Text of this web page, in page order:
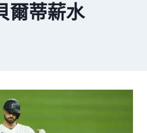
爾蒂薪水